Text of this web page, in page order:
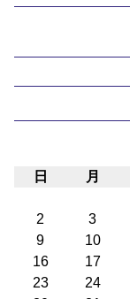
日
月
2
3
9
10
16
17
23
24